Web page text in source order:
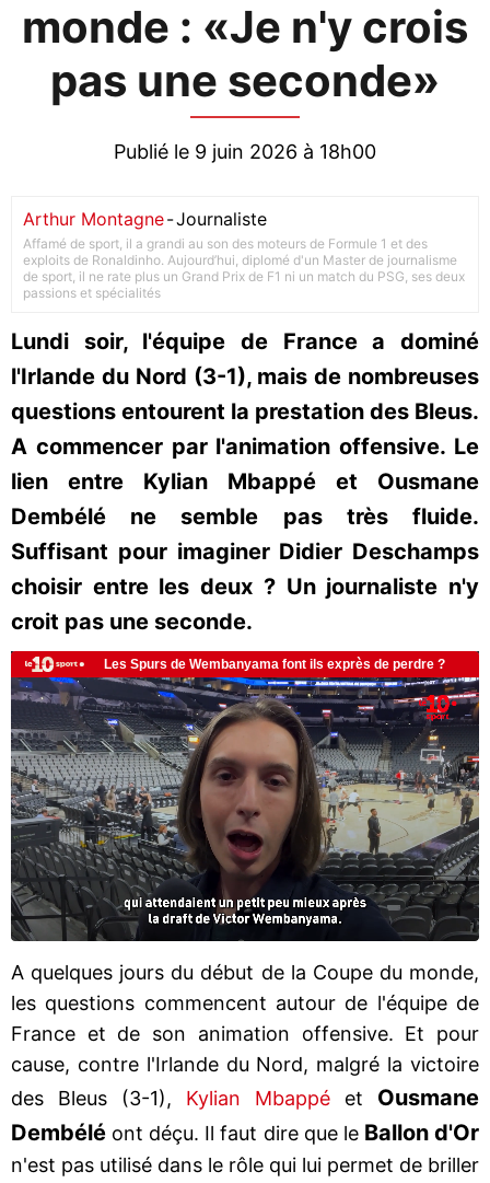
monde : «Je n'y crois
pas une seconde»
Publié le 9 juin 2026 à 18h00
Arthur Montagne-Journaliste
Affamé de sport, il a grandi au son des moteurs de Formule 1 et des
exploits de Ronaldinho. Aujourd’hui, diplomé d'un Master de journalisme
de sport, il ne rate plus un Grand Prix de F1 ni un match du PSG, ses deux
passions et spécialités
Lundi soir, l'équipe de France a dominé
l'Irlande du Nord (3-1), mais de nombreuses
questions entourent la prestation des Bleus.
A commencer par l'animation offensive. Le
lien entre Kylian Mbappé et Ousmane
Dembélé ne semble pas très fluide.
Suffisant pour imaginer Didier Deschamps
choisir entre les deux ? Un journaliste n'y
croit pas une seconde.
A quelques jours du début de la Coupe du monde,
les questions commencent autour de l'équipe de
France et de son animation offensive. Et pour
cause, contre l'Irlande du Nord, malgré la victoire
des Bleus (3-1), Kylian Mbappé et Ousmane
Dembélé ont déçu. Il faut dire que le Ballon d'Or
n'est pas utilisé dans le rôle qui lui permet de briller